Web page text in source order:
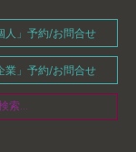
人」予約/お問合せ
業」予約/お問合せ